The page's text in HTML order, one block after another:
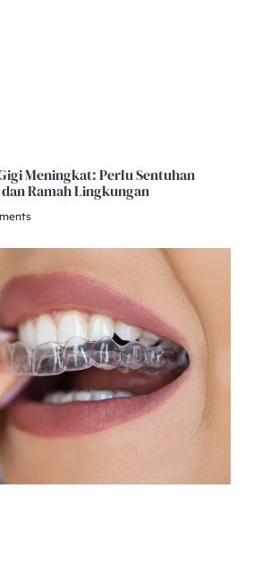
Meningkat: Perlu Sentuhan
Ramah Lingkungan